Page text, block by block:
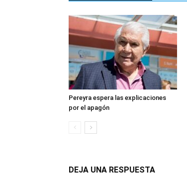
Pereyra espera las explicaciones
por el apagón
DEJA UNA RESPUESTA